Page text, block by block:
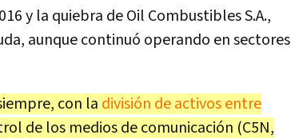
y la quiebra de Oil Combustibles S.A.,
aunque continuó operando en sectores
con la división de activos entre
de los medios de comunicación (C5N,